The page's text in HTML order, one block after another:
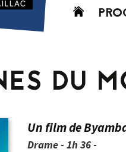
Aller
DU
Un film de
Drame - 1h 36 -